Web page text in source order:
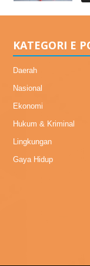
KATEGORI E
Daerah
Nasional
Ekonomi
Hukum & Kriminal
Lingkungan
Gaya Hidup